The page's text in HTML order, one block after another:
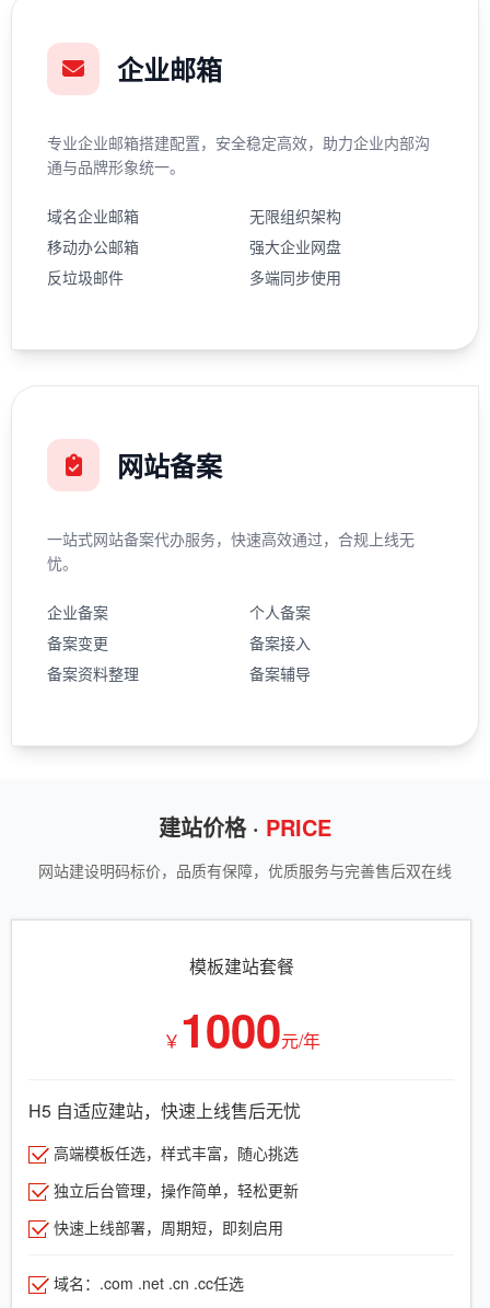
企业邮箱
专业企业邮箱搭建配置，安全稳定高效，助力企业内部沟
通与品牌形象统一。
域名企业邮箱
无限组织架构
移动办公邮箱
强大企业网盘
反垃圾邮件
多端同步使用
网站备案
一站式网站备案代办服务，快速高效通过，合规上线无
忧。
企业备案
个人备案
备案变更
备案接入
备案资料整理
备案辅导
建站价格 · PRICE
网站建设明码标价，品质有保障，优质服务与完善售后双在线
模板建站套餐
￥ 1000元/年
H5 自适应建站，快速上线售后无忧
高端模板任选，样式丰富，随心挑选
独立后台管理，操作简单，轻松更新
快速上线部署，周期短，即刻启用
域名：.com .net .cn .cc任选